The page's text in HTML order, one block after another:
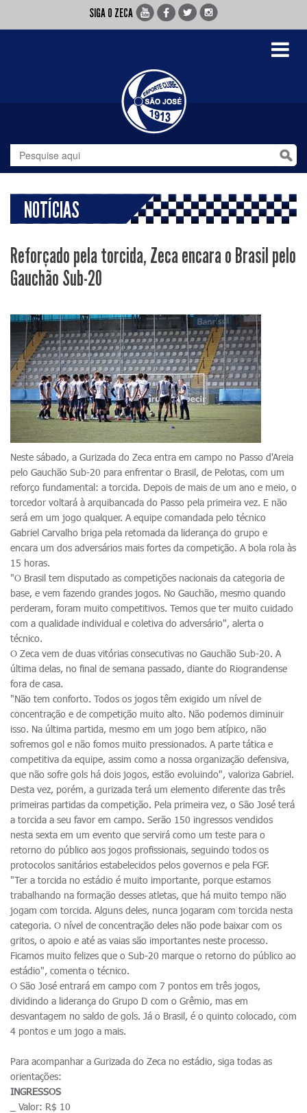
SIGA O ZECA
Toggle
NOTÍCIAS
Reforçado pela torcida, Zeca encara o Brasil pelo
Gauchão Sub-20
Neste sábado, a Gurizada do Zeca entra em campo no Passo d'Areia
pelo Gauchão Sub-20 para enfrentar o Brasil, de Pelotas, com um
reforço fundamental: a torcida. Depois de mais de um ano e meio, o
torcedor voltará à arquibancada do Passo pela primeira vez. E não
será em um jogo qualquer. A equipe comandada pelo técnico
Gabriel Carvalho briga pela retomada da liderança do grupo e
encara um dos adversários mais fortes da competição. A bola rola às
15 horas.
"O Brasil tem disputado as competições nacionais da categoria de
base, e vem fazendo grandes jogos. No Gauchão, mesmo quando
perderam, foram muito competitivos. Temos que ter muito cuidado
com a qualidade individual e coletiva do adversário", alerta o
técnico.
O Zeca vem de duas vitórias consecutivas no Gauchão Sub-20. A
última delas, no final de semana passado, diante do Riograndense
fora de casa.
"Não tem conforto. Todos os jogos têm exigido um nível de
concentração e de competição muito alto. Não podemos diminuir
isso. Na última partida, mesmo em um jogo bem atípico, não
sofremos gol e não fomos muito pressionados. A parte tática e
competitiva da equipe, assim como a nossa organização defensiva,
que não sofre gols há dois jogos, estão evoluindo", valoriza Gabriel.
Desta vez, porém, a gurizada terá um elemento diferente das três
primeiras partidas da competição. Pela primeira vez, o São José terá
a torcida a seu favor em campo. Serão 150 ingressos vendidos
nesta sexta em um evento que servirá como um teste para o
retorno do público aos jogos profissionais, seguindo todos os
protocolos sanitários estabelecidos pelos governos e pela FGF.
"Ter a torcida no estádio é muito importante, porque estamos
trabalhando na formação desses atletas, que há muito tempo não
jogam com torcida. Alguns deles, nunca jogaram com torcida nesta
categoria. O nível de concentração deles não pode baixar com os
gritos, o apoio e até as vaias são importantes neste processo.
Ficamos muito felizes que o Sub-20 marque o retorno do público ao
estádio", comenta o técnico.
O São José entrará em campo com 7 pontos em três jogos,
dividindo a liderança do Grupo D com o Grêmio, mas em
desvantagem no saldo de gols. Já o Brasil, é o quinto colocado, com
4 pontos e um jogo a mais.
Para acompanhar a Gurizada do Zeca no estádio, siga todas as
orientações:
INGRESSOS
_ Valor: R$ 10